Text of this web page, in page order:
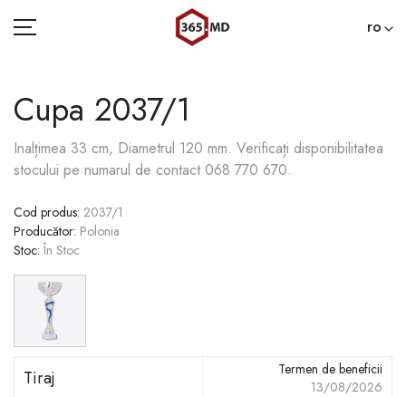
ro
ACASĂ
CATEGORII
BLOG
Cupa 2037/1
Inalțimea 33 cm, Diametrul 120 mm. Verificați disponibilitatea
stocului pe numarul de contact 068 770 670.
Cod produs: 2037/1
Producător: Polonia
Stoc: În Stoc
Tiraj
Termen de beneficii
13/08/2026